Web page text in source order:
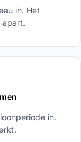
in. Het
apart.
in.